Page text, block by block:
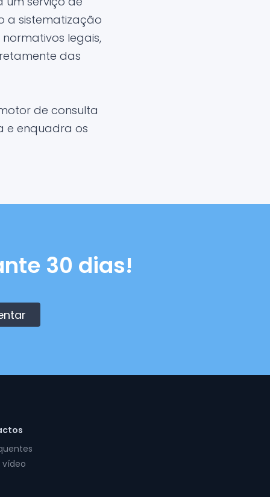
a sistematização
legais,
das
de consulta
e enquadra os
30 dias!
vídeo